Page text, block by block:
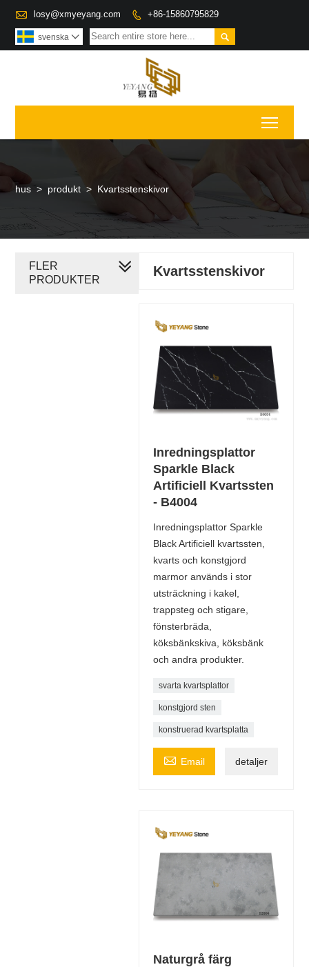
 losy@xmyeyang.com  +86-15860795829

svenska 
hus > produkt > Kvartsstenskivor
Kvartsstenskivor
Inredningsplattor
Sparkle Black
Artificiell Kvartssten
- B4004
Inredningsplattor Sparkle
Black Artificiell kvartssten,
kvarts och konstgjord
marmor används i stor
utsträckning i kakel,
trappsteg och stigare,
fönsterbräda,
köksbänkskiva, köksbänk
och andra produkter.
svarta kvartsplattor
konstgjord sten
konstruerad kvartsplatta
 Email detaljer
Naturgrå färg
FLER
PRODUKTER